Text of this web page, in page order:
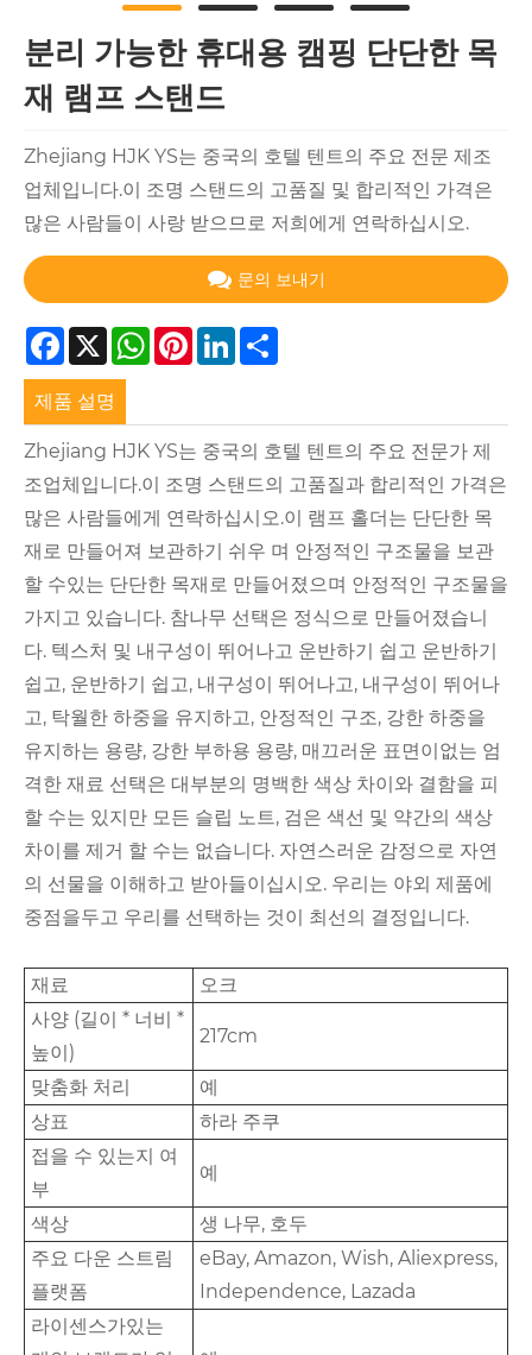
분리 가능한 휴대용 캠핑 단단한 목
재 램프 스탠드
Zhejiang HJK YS는 중국의 호텔 텐트의 주요 전문 제조
업체입니다.이 조명 스탠드의 고품질 및 합리적인 가격은
많은 사람들이 사랑 받으므로 저희에게 연락하십시오.
문의 보내기
Facebook
X WhatsApp
Pinterest
LinkedIn
제품 설명
Zhejiang HJK YS는 중국의 호텔 텐트의 주요 전문가 제
조업체입니다.이 조명 스탠드의 고품질과 합리적인 가격은
많은 사람들에게 연락하십시오.이 램프 홀더는 단단한 목
재로 만들어져 보관하기 쉬우 며 안정적인 구조물을 보관
할 수있는 단단한 목재로 만들어졌으며 안정적인 구조물을
가지고 있습니다. 참나무 선택은 정식으로 만들어졌습니
다. 텍스처 및 내구성이 뛰어나고 운반하기 쉽고 운반하기
쉽고, 운반하기 쉽고, 내구성이 뛰어나고, 내구성이 뛰어나
고, 탁월한 하중을 유지하고, 안정적인 구조, 강한 하중을
유지하는 용량, 강한 부하용 용량, 매끄러운 표면이없는 엄
격한 재료 선택은 대부분의 명백한 색상 차이와 결함을 피
할 수는 있지만 모든 슬립 노트, 검은 색선 및 약간의 색상
차이를 제거 할 수는 없습니다. 자연스러운 감정으로 자연
의 선물을 이해하고 받아들이십시오. 우리는 야외 제품에
중점을두고 우리를 선택하는 것이 최선의 결정입니다.
재료
오크
사양 (길이 * 너비 *
높이)
217cm
맞춤화 처리
예
상표
하라 주쿠
접을 수 있는지 여
부
예
색상
생 나무, 호두
주요 다운 스트림
플랫폼
eBay, Amazon, Wish, Aliexpress,
Independence, Lazada
라이센스가있는